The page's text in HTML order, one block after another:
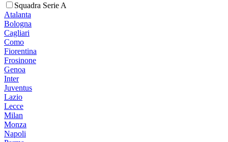
Squadra Serie A
Atalanta
Bologna
Cagliari
Como
Fiorentina
Frosinone
Genoa
Inter
Juventus
Lazio
Lecce
Milan
Monza
Napoli